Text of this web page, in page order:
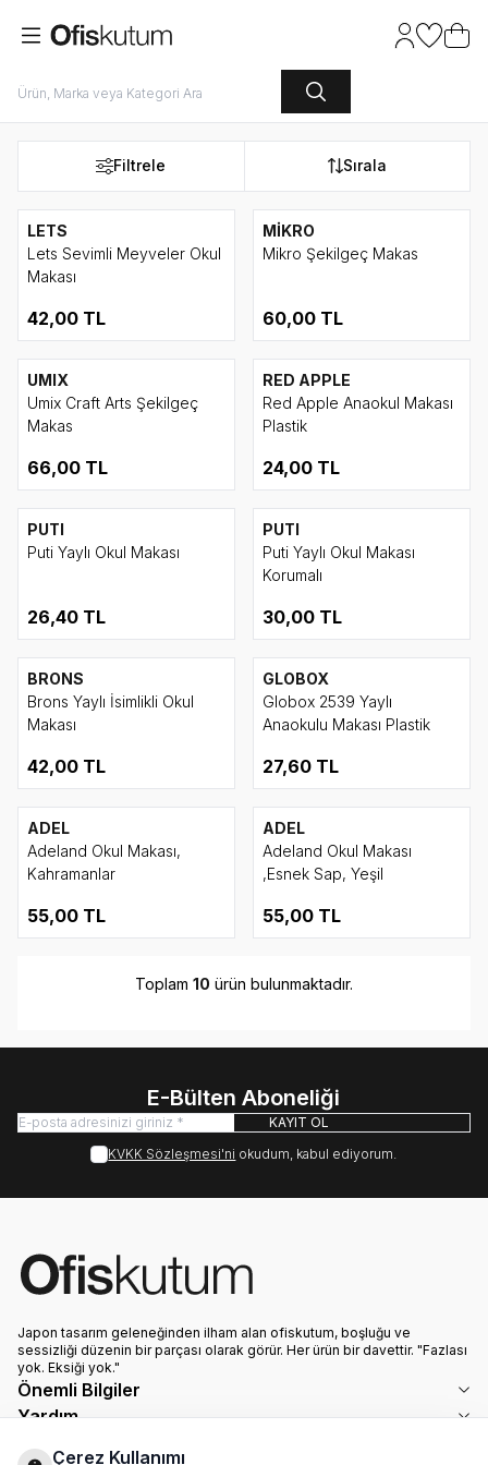
Hesabım
Filtrele Sırala
LETS
Lets Sevimli Meyveler Okul
Makası
42,00 TL
MİKRO
Mikro Şekilgeç Makas
60,00 TL
UMIX
Umix Craft Arts Şekilgeç
Makas
66,00 TL
RED APPLE
Red Apple Anaokul Makası
Plastik
24,00 TL
PUTI
Puti Yaylı Okul Makası
26,40 TL
PUTI
Puti Yaylı Okul Makası
Korumalı
30,00 TL
BRONS
Brons Yaylı İsimlikli Okul
Makası
42,00 TL
GLOBOX
Globox 2539 Yaylı
Anaokulu Makası Plastik
27,60 TL
ADEL
Adeland Okul Makası,
Kahramanlar
55,00 TL
ADEL
Adeland Okul Makası
,Esnek Sap, Yeşil
55,00 TL
Toplam 10 ürün bulunmaktadır.
E-Bülten Aboneliği
KAYIT OL
KVKK Sözleşmesi'ni okudum, kabul ediyorum.
Japon tasarım geleneğinden ilham alan ofiskutum, boşluğu ve
sessizliği düzenin bir parçası olarak görür. Her ürün bir davettir. "Fazlası
yok. Eksiği yok."
Önemli Bilgiler
Yardım
Çerez Kullanımı